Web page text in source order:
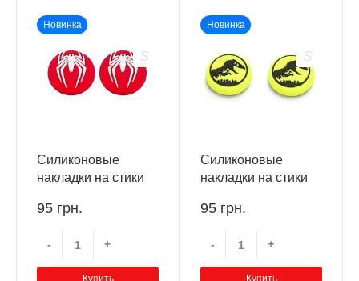
Новинка
Силиконовые
накладки на стики
PlayStation, Xbox
2 шт.)
95 грн.
- +
Купить
Новинка
Силиконовые
накладки на стики
PlayStation, Xbox
шт.)
95 грн.
- +
Купить